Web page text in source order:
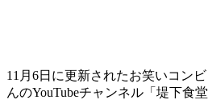
11月6日に更新されたお笑いコン
んのYouTubeチャンネル「堤下食